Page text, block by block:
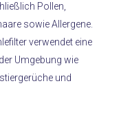
Pollen,
sowie Allergene.
verwendet eine
Umgebung wie
und